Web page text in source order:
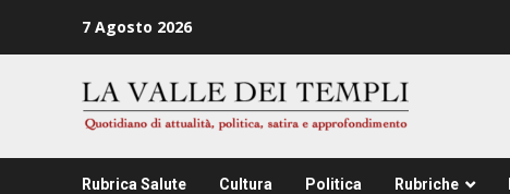
7 Agosto 2026
Rubrica Salute Cultura Politica Rubriche